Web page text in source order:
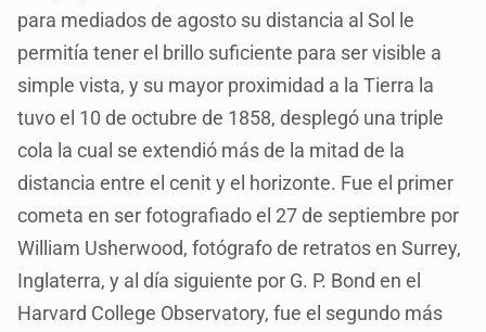
para mediados de agosto su distancia al Sol le
permitía tener el brillo suficiente para ser visible a
simple vista, y su mayor proximidad a la Tierra la
tuvo el 10 de octubre de 1858, desplegó una triple
cola la cual se extendió más de la mitad de la
distancia entre el cenit y el horizonte. Fue el primer
cometa en ser fotografiado el 27 de septiembre por
William Usherwood, fotógrafo de retratos en Surrey,
Inglaterra, y al día siguiente por G. P. Bond en el
Harvard College Observatory, fue el segundo más